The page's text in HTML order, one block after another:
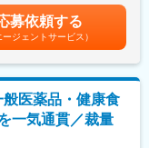
ご希望があれば、アジ
レンジすることができ
～1ヶ月程度です。
を行います。完全に独
初まずは定期点検の作
なし」を掲げており、
す。
くまで目安であり、ス
あります。■昇給：1ヶ
年3回、60万円～450万
額であり、選考を通じ
は固定手当を含めた表記
募依頼する
ージェントサービス）
般医薬品・健康食
一気通貫／裁量